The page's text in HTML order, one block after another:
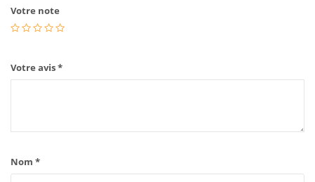
Votre note
Votre avis*
Nom *